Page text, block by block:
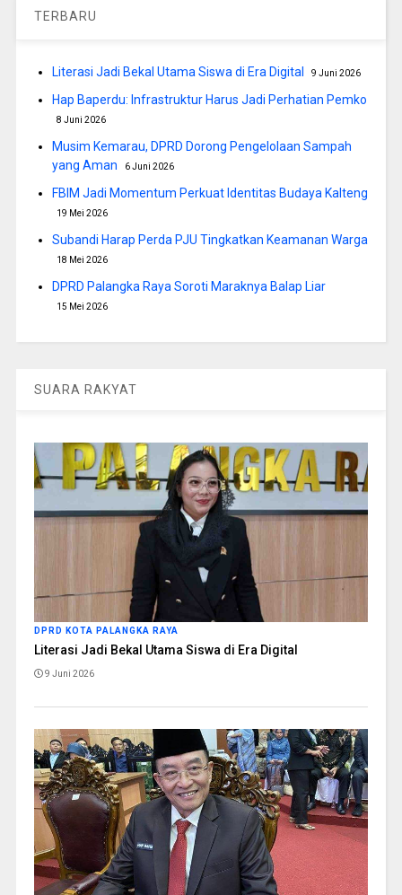
TERBARU
Literasi Jadi Bekal Utama Siswa di Era Digital 9 Juni 2026
Hap Baperdu: Infrastruktur Harus Jadi Perhatian Pemko
8 Juni 2026
Musim Kemarau, DPRD Dorong Pengelolaan Sampah
yang Aman
6 Juni 2026
FBIM Jadi Momentum Perkuat Identitas Budaya Kalteng
19 Mei 2026
Subandi Harap Perda PJU Tingkatkan Keamanan Warga
18 Mei 2026
DPRD Palangka Raya Soroti Maraknya Balap Liar
15 Mei 2026
SUARA RAKYAT
DPRD KOTA PALANGKA RAYA
Literasi Jadi Bekal Utama Siswa di Era Digital
9 Juni 2026